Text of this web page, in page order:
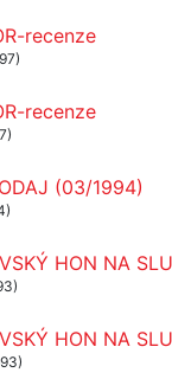
recenze
recenze
(03/1994)
HON NA
HON NA